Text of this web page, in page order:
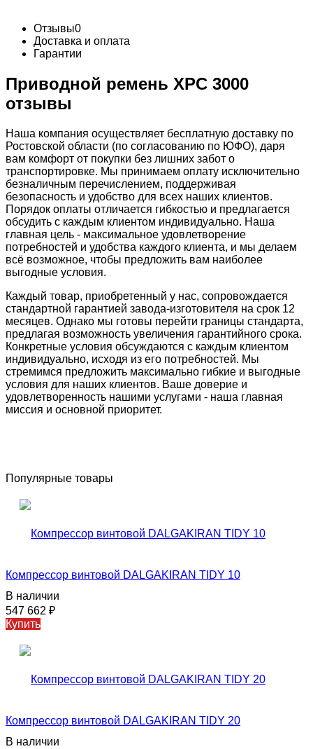
Отзывы0
Доставка и оплата
Гарантии
Приводной ремень XPC 3000
отзывы
Наша компания осуществляет бесплатную доставку по
Ростовской области (по согласованию по ЮФО), даря
вам комфорт от покупки без лишних забот о
транспортировке. Мы принимаем оплату исключительно
безналичным перечислением, поддерживая
безопасность и удобство для всех наших клиентов.
Порядок оплаты отличается гибкостью и предлагается
обсудить с каждым клиентом индивидуально. Наша
главная цель - максимальное удовлетворение
потребностей и удобства каждого клиента, и мы делаем
всё возможное, чтобы предложить вам наиболее
выгодные условия.
Каждый товар, приобретенный у нас, сопровождается
стандартной гарантией завода-изготовителя на срок 12
месяцев. Однако мы готовы перейти границы стандарта,
предлагая возможность увеличения гарантийного срока.
Конкретные условия обсуждаются с каждым клиентом
индивидуально, исходя из его потребностей. Мы
стремимся предложить максимально гибкие и выгодные
условия для наших клиентов. Ваше доверие и
удовлетворенность нашими услугами - наша главная
миссия и основной приоритет.
Популярные товары
Компрессор винтовой DALGAKIRAN TIDY 10
В наличии
547 662 ₽
Купить
Компрессор винтовой DALGAKIRAN TIDY 20
В наличии